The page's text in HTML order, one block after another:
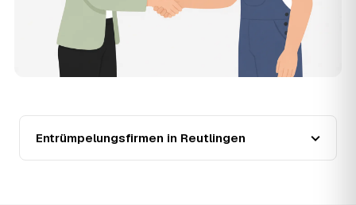
die Kosten in Reutlingen bei etwa 1.840 €, das entspricht
im Schnitt rund 31,2 € je Quadratmeter. Zugänglichkeit
(Etage, Aufzug), Menge und Sperrmüllanteil verschieben
den Preis nach oben oder unten — den genauen
Festpreis nennt Ihnen der Entrümpler nach kurzer
Seit 2020 verlief die Preisentwicklung in Reutlingen
fallend (−25 %), mit dem bisherigen Höchststand im Jahr
Entrümpelungsfirmen in Reutlingen